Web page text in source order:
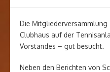
Die Mitgliederversammlung
Clubhaus auf der
Vorstandes – gut besucht.
Neben den Berichten von